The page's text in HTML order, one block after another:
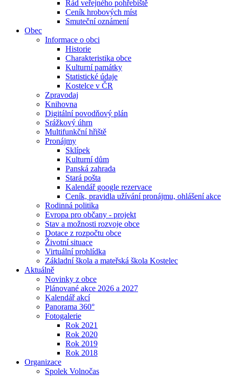
Řád veřejného pohřebiště
Ceník hrobových míst
Smuteční oznámení
Obec
Informace o obci
Historie
Charakteristika obce
Kulturní památky
Statistické údaje
Kostelce v ČR
Zpravodaj
Knihovna
Digitální povodňový plán
Srážkový úhrn
Multifunkční hřiště
Pronájmy
Sklípek
Kulturní dům
Panská zahrada
Stará pošta
Kalendář google rezervace
Ceník, pravidla užívání pronájmu, ohlášení akce
Rodinná politika
Evropa pro občany - projekt
Stav a možnosti rozvoje obce
Dotace z rozpočtu obce
Životní situace
Virtuální prohlídka
Základní škola a mateřská škola Kostelec
Aktuálně
Novinky z obce
Plánované akce 2026 a 2027
Kalendář akcí
Panorama 360°
Fotogalerie
Rok 2021
Rok 2020
Rok 2019
Rok 2018
Organizace
Spolek Volnočas